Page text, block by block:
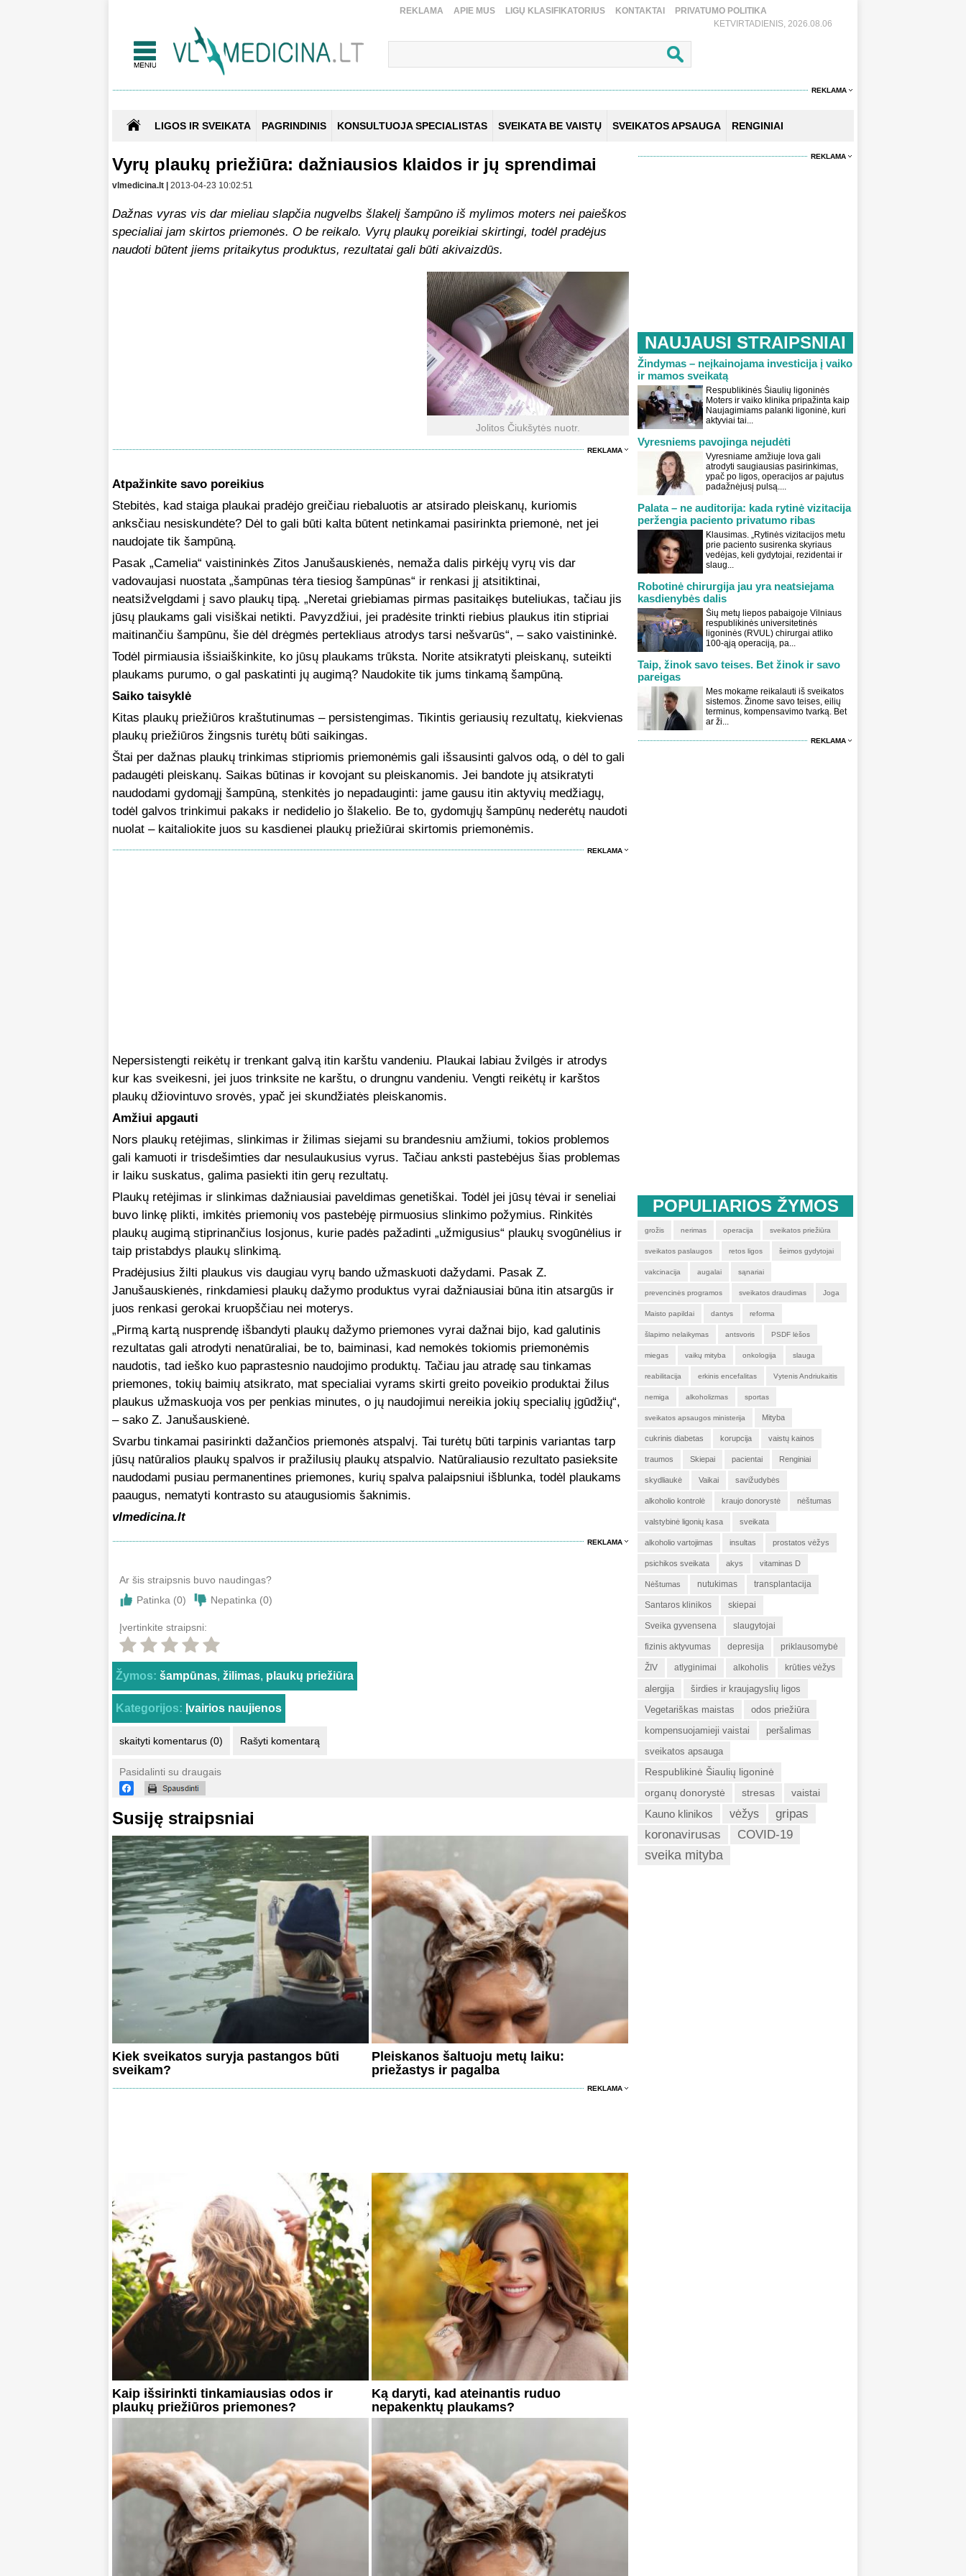
REKLAMA APIE MUS LIGŲ KLASIFIKATORIUS KONTAKTAI
PRIVATUMO POLITIKA
KETVIRTADIENIS, 2026.08.06
REKLAMA
LIGOS IR SVEIKATA PAGRINDINIS KONSULTUOJA SPECIALISTAS SVEIKATA BE VAISTŲ SVEIKATOS APSAUGA RENGINIAI
Vyrų plaukų priežiūra: dažniausios klaidos ir jų sprendimai
vlmedicina.lt | 2013-04-23 10:02:51
Dažnas vyras vis dar mieliau slapčia nugvelbs šlakelį šampūno iš mylimos moters nei paieškos
specialiai jam skirtos priemonės. O be reikalo. Vyrų plaukų poreikiai skirtingi, todėl pradėjus
naudoti būtent jiems pritaikytus produktus, rezultatai gali būti akivaizdūs.
Jolitos Čiukšytės nuotr.
REKLAMA
Atpažinkite savo poreikius
Stebitės, kad staiga plaukai pradėjo greičiau riebaluotis ar atsirado pleiskanų, kuriomis
anksčiau nesiskundėte? Dėl to gali būti kalta būtent netinkamai pasirinkta priemonė, net jei
naudojate tik šampūną.
Pasak „Camelia“ vaistininkės Zitos Janušauskienės, nemaža dalis pirkėjų vyrų vis dar
vadovaujasi nuostata „šampūnas tėra tiesiog šampūnas“ ir renkasi jį atsitiktinai,
neatsižvelgdami į savo plaukų tipą. „Neretai griebiamas pirmas pasitaikęs buteliukas, tačiau jis
jūsų plaukams gali visiškai netikti. Pavyzdžiui, jei pradėsite trinkti riebius plaukus itin stipriai
maitinančiu šampūnu, šie dėl drėgmės pertekliaus atrodys tarsi nešvarūs“, – sako vaistininkė.
Todėl pirmiausia išsiaiškinkite, ko jūsų plaukams trūksta. Norite atsikratyti pleiskanų, suteikti
plaukams purumo, o gal paskatinti jų augimą? Naudokite tik jums tinkamą šampūną.
Saiko taisyklė
Kitas plaukų priežiūros kraštutinumas – persistengimas. Tikintis geriausių rezultatų, kiekvienas
plaukų priežiūros žingsnis turėtų būti saikingas.
Štai per dažnas plaukų trinkimas stipriomis priemonėmis gali išsausinti galvos odą, o dėl to gali
padaugėti pleiskanų. Saikas būtinas ir kovojant su pleiskanomis. Jei bandote jų atsikratyti
naudodami gydomąjį šampūną, stenkitės jo nepadauginti: jame gausu itin aktyvių medžiagų,
todėl galvos trinkimui pakaks ir nedidelio jo šlakelio. Be to, gydomųjų šampūnų nederėtų naudoti
nuolat – kaitaliokite juos su kasdienei plaukų priežiūrai skirtomis priemonėmis.
REKLAMA
Nepersistengti reikėtų ir trenkant galvą itin karštu vandeniu. Plaukai labiau žvilgės ir atrodys
kur kas sveikesni, jei juos trinksite ne karštu, o drungnu vandeniu. Vengti reikėtų ir karštos
plaukų džiovintuvo srovės, ypač jei skundžiatės pleiskanomis.
Amžiui apgauti
Nors plaukų retėjimas, slinkimas ir žilimas siejami su brandesniu amžiumi, tokios problemos
gali kamuoti ir trisdešimties dar nesulaukusius vyrus. Tačiau anksti pastebėjus šias problemas
ir laiku suskatus, galima pasiekti itin gerų rezultatų.
Plaukų retėjimas ir slinkimas dažniausiai paveldimas genetiškai. Todėl jei jūsų tėvai ir seneliai
buvo linkę plikti, imkitės priemonių vos pastebėję pirmuosius slinkimo požymius. Rinkitės
plaukų augimą stiprinančius losjonus, kurie padės pažadinti „užmigusius“ plaukų svogūnėlius ir
taip pristabdys plaukų slinkimą.
Pradėjusius žilti plaukus vis daugiau vyrų bando užmaskuoti dažydami. Pasak Z.
Janušauskienės, rinkdamiesi plaukų dažymo produktus vyrai dažniausiai būna itin atsargūs ir
juos renkasi gerokai kruopščiau nei moterys.
„Pirmą kartą nusprendę išbandyti plaukų dažymo priemones vyrai dažnai bijo, kad galutinis
rezultatas gali atrodyti nenatūraliai, be to, baiminasi, kad nemokės tokiomis priemonėmis
naudotis, tad ieško kuo paprastesnio naudojimo produktų. Tačiau jau atradę sau tinkamas
priemones, tokių baimių atsikrato, mat specialiai vyrams skirti greito poveikio produktai žilus
plaukus užmaskuoja vos per penkias minutes, o jų naudojimui nereikia jokių specialių įgūdžių“,
– sako Z. Janušauskienė.
Svarbu tinkamai pasirinkti dažančios priemonės atspalvį. Tai turėtų būti tarpinis variantas tarp
jūsų natūralios plaukų spalvos ir pražilusių plaukų atspalvio. Natūraliausio rezultato pasieksite
naudodami pusiau permanentines priemones, kurių spalva palaipsniui išblunka, todėl plaukams
paaugus, nematyti kontrasto su ataugusiomis šaknimis.
vlmedicina.lt
REKLAMA
Ar šis straipsnis buvo naudingas?
Patinka (0) Nepatinka (0)
Įvertinkite straipsni:
Žymos: šampūnas, žilimas, plaukų priežiūra
Kategorijos: Įvairios naujienos
skaityti komentarus (0) Rašyti komentarą
Pasidalinti su draugais
Susiję straipsniai
Kiek sveikatos suryja pastangos būti
sveikam?
Pleiskanos šaltuoju metų laiku:
priežastys ir pagalba
REKLAMA
Kaip išsirinkti tinkamiausias odos ir
plaukų priežiūros priemones?
Ką daryti, kad ateinantis ruduo
nepakenktų plaukams?
REKLAMA
NAUJAUSI STRAIPSNIAI
Žindymas – neįkainojama investicija į vaiko
ir mamos sveikatą
Respublikinės Šiaulių ligoninės
Moters ir vaiko klinika pripažinta kaip
Naujagimiams palanki ligoninė, kuri
aktyviai tai...
Vyresniems pavojinga nejudėti
Vyresniame amžiuje lova gali
atrodyti saugiausias pasirinkimas,
ypač po ligos, operacijos ar pajutus
padažnėjusį pulsą....
Palata – ne auditorija: kada rytinė vizitacija
peržengia paciento privatumo ribas
Klausimas. „Rytinės vizitacijos metu
prie paciento susirenka skyriaus
vedėjas, keli gydytojai, rezidentai ir
slaug...
Robotinė chirurgija jau yra neatsiejama
kasdienybės dalis
Šių metų liepos pabaigoje Vilniaus
respublikinės universitetinės
ligoninės (RVUL) chirurgai atliko
100-ąją operaciją, pa...
Taip, žinok savo teises. Bet žinok ir savo
pareigas
Mes mokame reikalauti iš sveikatos
sistemos. Žinome savo teises, eilių
terminus, kompensavimo tvarką. Bet
ar ži...
REKLAMA
POPULIARIOS ŽYMOS
grožis nerimas operacija sveikatos priežiūra
sveikatos paslaugos retos ligos šeimos gydytojai
vakcinacija augalai sąnariai
prevencinės programos sveikatos draudimas Joga
Maisto papildai dantys reforma
šlapimo nelaikymas antsvoris PSDF lėšos
miegas vaikų mityba onkologija slauga
reabilitacija erkinis encefalitas Vytenis Andriukaitis
nemiga alkoholizmas sportas
sveikatos apsaugos ministerija Mityba
cukrinis diabetas korupcija vaistų kainos
traumos Skiepai pacientai Renginiai
skydliaukė Vaikai savižudybės
alkoholio kontrolė kraujo donorystė nėštumas
valstybinė ligonių kasa sveikata
alkoholio vartojimas insultas prostatos vėžys
psichikos sveikata akys vitaminas D
Nėštumas nutukimas transplantacija
Santaros klinikos skiepai
Sveika gyvensena slaugytojai
fizinis aktyvumas depresija priklausomybė
ŽIV atlyginimai alkoholis krūties vėžys
alergija
širdies ir kraujagyslių ligos
Vegetariškas maistas
odos priežiūra
kompensuojamieji vaistai
peršalimas
sveikatos apsauga
Respublikinė Šiaulių ligoninė
organų donorystė
stresas vaistai
Kauno klinikos vėžys
gripas
koronavirusas
COVID-19
sveika mityba